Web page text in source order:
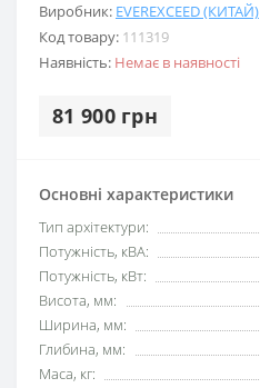
Виробник: EVEREXCEED (КИТАЙ)
Код товару: 111319
Наявність: Немає в наявності
81 900 грн
Основні характеристики
Тип архітектури:
Потужність, кВА:
Потужність, кВт:
Висота, мм:
Ширина, мм:
Глибина, мм:
Маса, кг: